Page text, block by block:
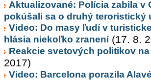
Aktualizované: Polícia zabila
pokúšali sa o druhý teroristický
Video: Do masy ľudí v
hlásia niekoľko zranení(17. 8.
Reakcie svetových politikov
2017)
Video: Barcelona porazila